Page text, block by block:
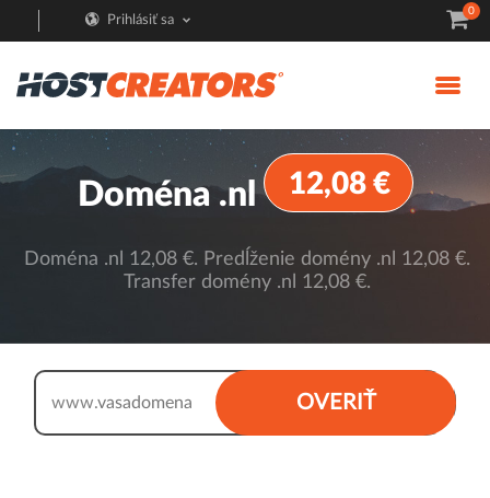
Prihlásiť sa
0
Doména .nl 12,08 €
Doména .nl 12,08 €. Predĺženie domény .nl 12,08 €.
Transfer domény .nl 12,08 €.
OVERIŤ
www.